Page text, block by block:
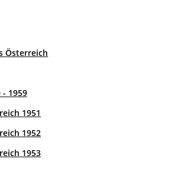
Österreich
1959
1951
1952
1953